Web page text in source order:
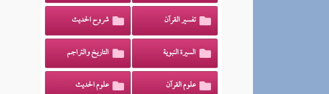
تفسير القرآن شروح الحديث
السيرة النبوية التاريخ والتراجم
علوم القرآن علوم الحديث